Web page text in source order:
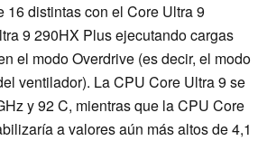
16 distintas con el Core Ultra 9
9 290HX Plus ejecutando cargas
el modo Overdrive (es decir, el modo
ventilador). La CPU Core Ultra 9 se
y 92 C, mientras que la CPU Core
a valores aún más altos de 4,1